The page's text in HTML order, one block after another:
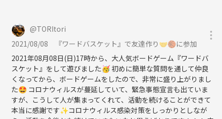
《instagram》
《URL削除》
《ホームページ》
《URL削除》
@TORItori
2021/08/08
『ワードバスケット』で友達作り🤝🏀に参加
2021年08月08日(日)17時から、大人気ボードゲーム『ワードバ
スケット』をして遊びました🥳 初めに簡単な質問を通して仲良
くなってから、ボードゲームをしたので、非常に盛り上がりまし
た🤩 コロナウィルスが蔓延していて、緊急事態宣言も出ていま
すが、こうして人が集まってくれて、活動を続けることができて
本当に感謝です✨コロナウィルス感染対策をしっかりとしなが